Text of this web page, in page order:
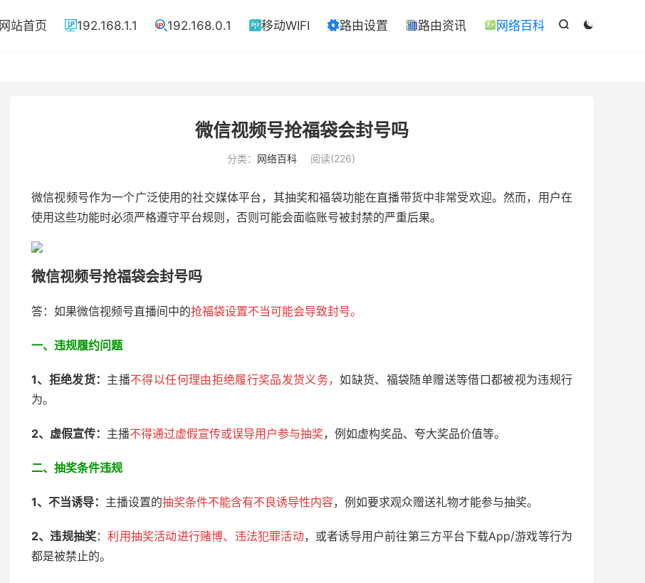


网站首页 192.168.1.1 192.168.0.1 移动WIFI 路由设置 ￋ路由资讯  网络百科
微信视频号抢福袋会封号吗
分类： 网络百科 阅读(226)
微信视频号作为一个广泛使用的社交媒体平台，其抽奖和福袋功能在直播带货中非常受欢迎。然而，用户在
使用这些功能时必须严格遵守平台规则，否则可能会面临账号被封禁的严重后果。
微信视频号抢福袋会封号吗
答：如果微信视频号直播间中的抢福袋设置不当可能会导致封号。
一、违规履约问题
1、拒绝发货： 主播不得以任何理由拒绝履行奖品发货义务，如缺货、福袋随单赠送等借口都被视为违规行
为。
2、 虚假宣传： 主播不得通过虚假宣传或误导用户参与抽奖，例如虚构奖品、夸大奖品价值等。
二、抽奖条件违规
1、不当诱导： 主播设置的抽奖条件不能含有不良诱导性内容，例如要求观众赠送礼物才能参与抽奖。
2、违规抽奖：利用抽奖活动进行赌博、违法犯罪活动，或者诱导用户前往第三方平台下载App/游戏等行为
都是被禁止的。